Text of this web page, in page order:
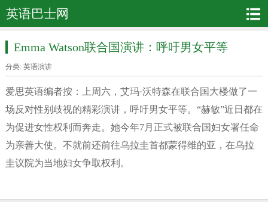
英语巴士网
Emma Watson联合国演讲：呼吁男女平等
分类: 英语演讲
爱思英语编者按：上周六，艾玛·沃特森在联合国大楼做了一
场反对性别歧视的精彩演讲，呼吁男女平等。“赫敏”近日都在
为促进女性权利而奔走。她今年7月正式被联合国妇女署任命
为亲善大使。不就前还前往乌拉圭首都蒙得维的亚，在乌拉
圭议院为当地妇女争取权利。